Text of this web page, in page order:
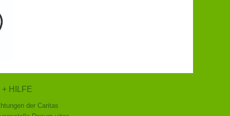
+ HILFE
der Caritas